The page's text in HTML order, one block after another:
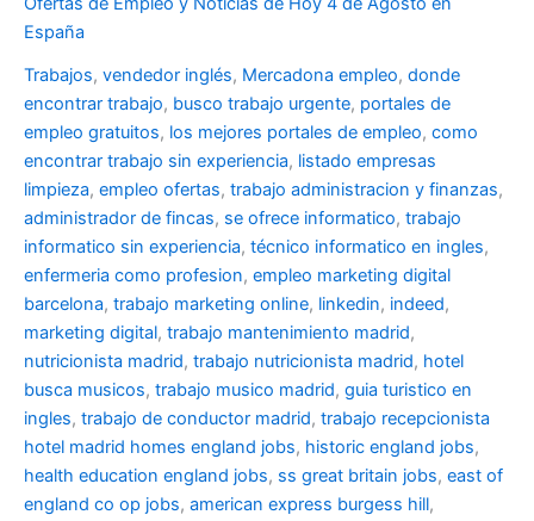
España
Trabajos, vendedor inglés, Mercadona empleo, donde
encontrar trabajo, busco trabajo urgente, portales de
empleo gratuitos, los mejores portales de empleo, como
encontrar trabajo sin experiencia, listado empresas
limpieza, empleo ofertas, trabajo administracion y finanzas,
administrador de fincas, se ofrece informatico, trabajo
informatico sin experiencia, técnico informatico en ingles,
enfermeria como profesion, empleo marketing digital
barcelona, trabajo marketing online, linkedin, indeed,
marketing digital, trabajo mantenimiento madrid,
nutricionista madrid, trabajo nutricionista madrid, hotel
busca musicos, trabajo musico madrid, guia turistico en
ingles, trabajo de conductor madrid, trabajo recepcionista
hotel madrid homes england jobs, historic england jobs,
health education england jobs, ss great britain jobs, east of
england co op jobs, american express burgess hill,